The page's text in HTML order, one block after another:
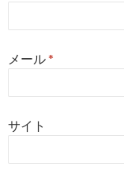
メール*
サイト